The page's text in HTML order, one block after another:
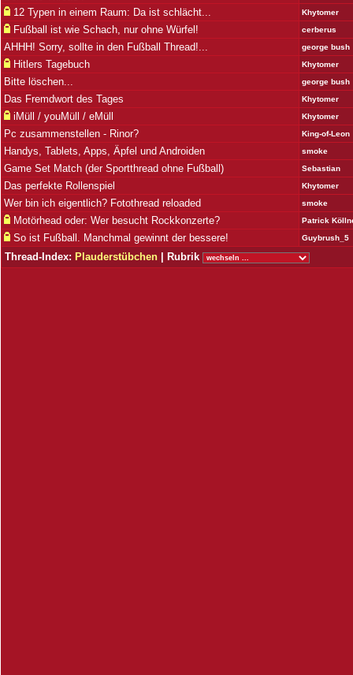
12 Typen in einem Raum: Da ist schlächt... Khytomer
Fußball ist wie Schach, nur ohne Würfel! cerberus
AHHH! Sorry, sollte in den Fußball Thread!... george bush
Hitlers Tagebuch Khytomer
Bitte löschen... george bush
Das Fremdwort des Tages Khytomer
iMüll / youMüll / eMüll Khytomer
Pc zusammenstellen - Rinor? King-of-Leon
Handys, Tablets, Apps, Äpfel und Androiden smoke
Game Set Match (der Sportthread ohne Fußball) Sebastian
Das perfekte Rollenspiel Khytomer
Wer bin ich eigentlich? Fotothread reloaded smoke
Motörhead oder: Wer besucht Rockkonzerte? Patrick
So ist Fußball. Manchmal gewinnt der bessere! Guybrush_5
Thread-Index: Plauderstübchen | Rubrik